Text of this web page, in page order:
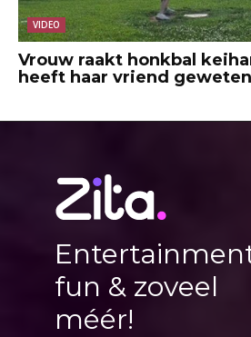
VIDEO
Vrouw raakt honkbal
heeft haar vriend
fun & zoveel
méér!